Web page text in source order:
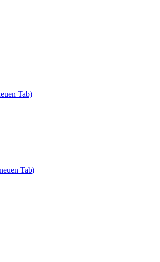
Tab)
Tab)